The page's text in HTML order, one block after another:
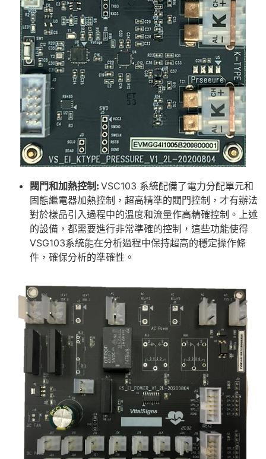
閥門和加熱控制: VSC103 系統配備了電力分配單元和
固態繼電器加熱控制，超高精準的閥門控制，才有辦法
對於樣品引入過程中的溫度和流量作高精確控制。上述
的設備，都需要進行非常準確的控制，這些功能使得
VSG103系統能在分析過程中保持超高的穩定操作條
件，確保分析的準確性。